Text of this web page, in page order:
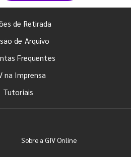
de Retirada
de Arquivo
Frequentes
na Imprensa
Tutoriais
Sobre a GIV Online